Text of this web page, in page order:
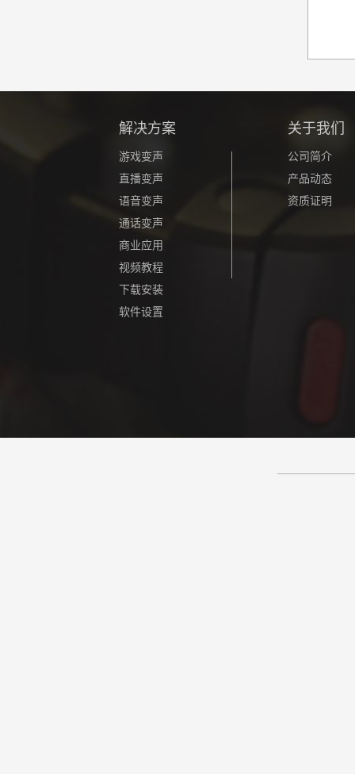
解决方案
游戏变声
直播变声
语音变声
通话变声
商业应用
视频教程
下载安装
软件设置
关于我们
公司简介
产品动态
资质证明